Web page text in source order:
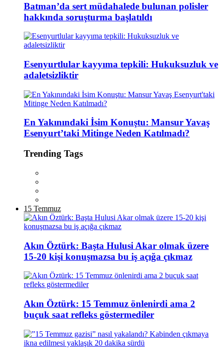
Batman’da sert müdahalede bulunan polisler
hakkında soruşturma başlatıldı
Esenyurtlular kayyıma tepkili: Hukuksuzluk ve
adaletsizliktir
En Yakınındaki İsim Konuştu: Mansur Yavaş
Esenyurt’taki Mitinge Neden Katılmadı?
Trending Tags
15 Temmuz
Akın Öztürk: Başta Hulusi Akar olmak üzere
15-20 kişi konuşmazsa bu iş açığa çıkmaz
Akın Öztürk: 15 Temmuz önlenirdi ama 2
buçuk saat refleks göstermediler